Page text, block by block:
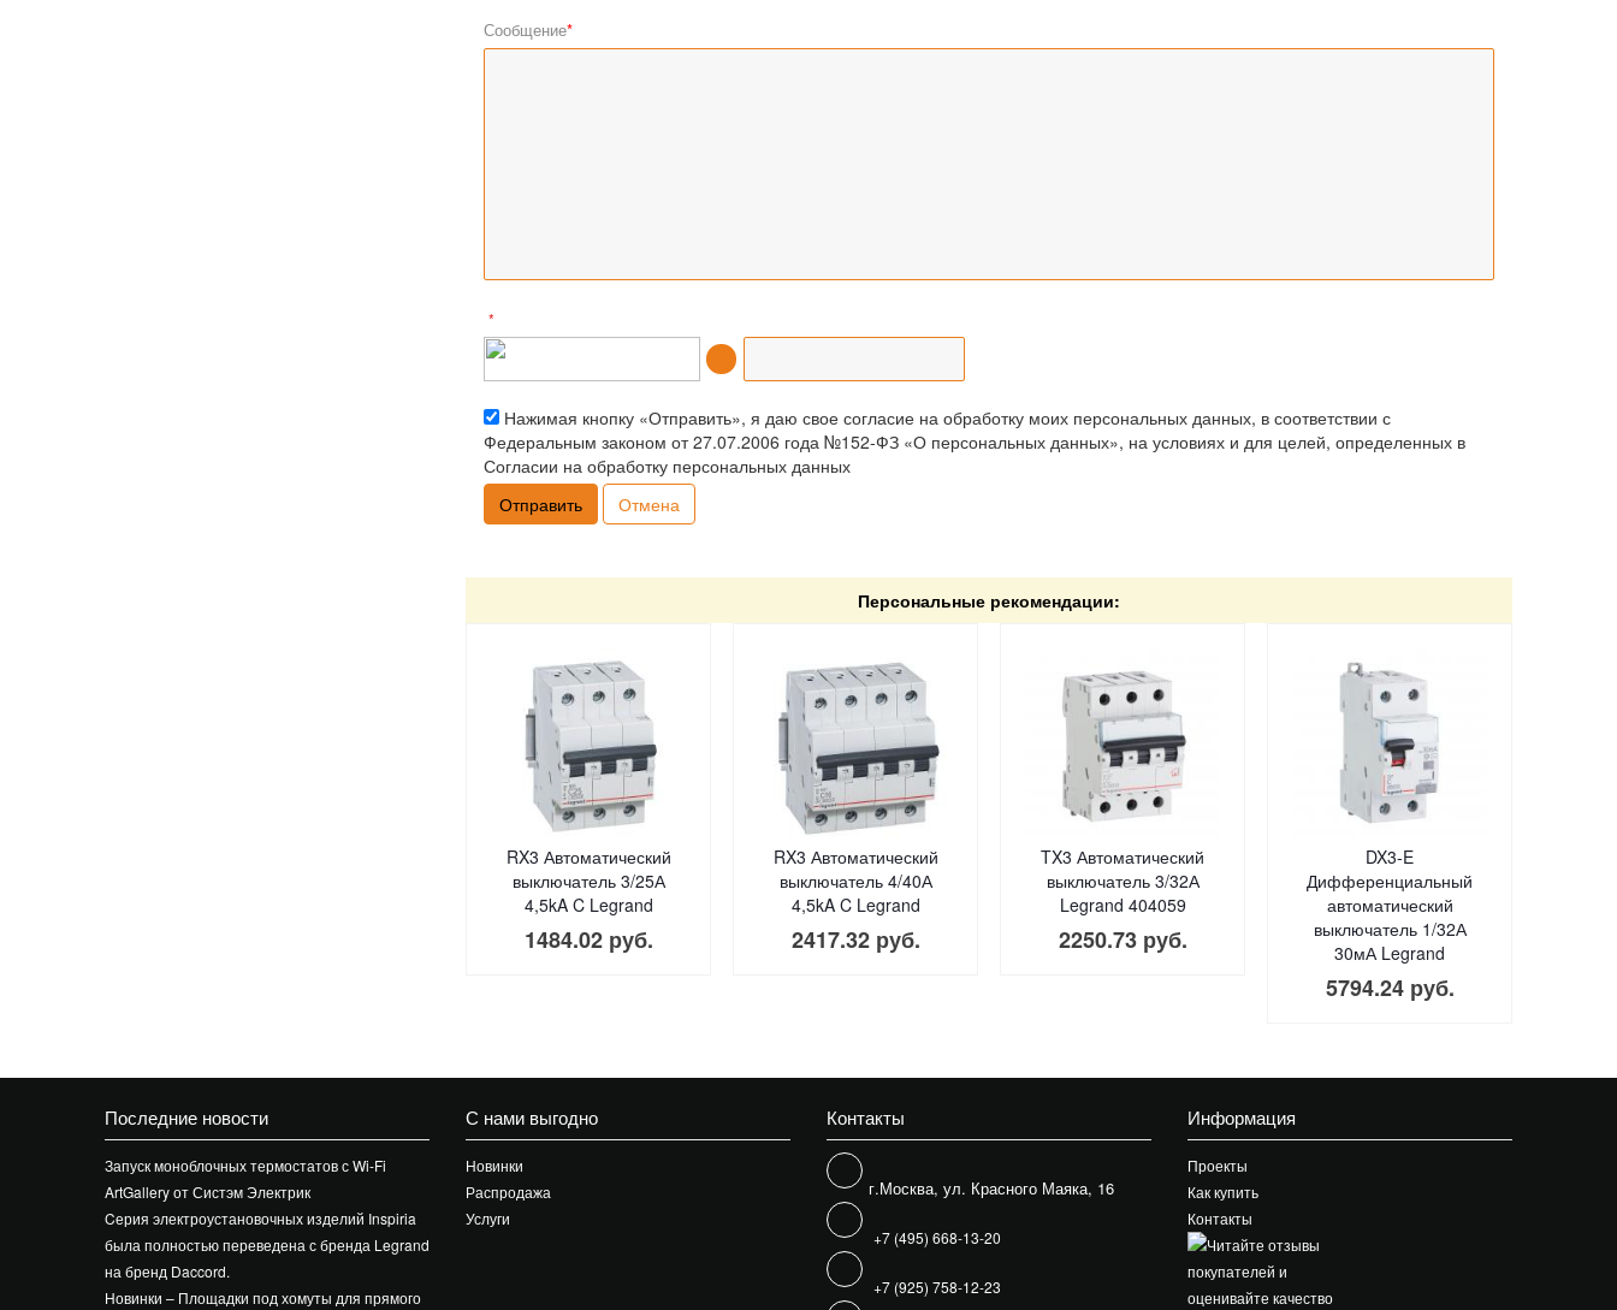
Сообщение*
*
Нажимая кнопку «Отправить», я даю свое согласие на обработку моих персональных данных, в соответствии с
Федеральным законом от 27.07.2006 года №152-ФЗ «О персональных данных», на условиях и для целей, определенных в
Согласии на обработку персональных данных
Отмена
Персональные рекомендации:
RX3 Автоматический
выключатель 3/25А
4,5kA C Legrand
1484.02 руб.
RX3 Автоматический
выключатель 4/40А
4,5kA C Legrand
2417.32 руб.
TX3 Автоматический
выключатель 3/32А
Legrand 404059
2250.73 руб.
DX3-E
Дифференциальный
автоматический
выключатель 1/32А
30мА Legrand
5794.24 руб.
Последние новости
Запуск моноблочных термостатов с Wi-Fi
ArtGallery от Систэм Электрик
Cерия электроустановочных изделий Inspiria
была полностью переведена с бренда Legrand
на бренд Daccord.
Новинки – Площадки под хомуты для прямого
С нами выгодно
Новинки
Распродажа
Услуги
Контакты
г.Москва, ул. Красного Маяка, 16
+7 (495) 668-13-20
+7 (925) 758-12-23
Информация
Проекты
Как купить
Контакты